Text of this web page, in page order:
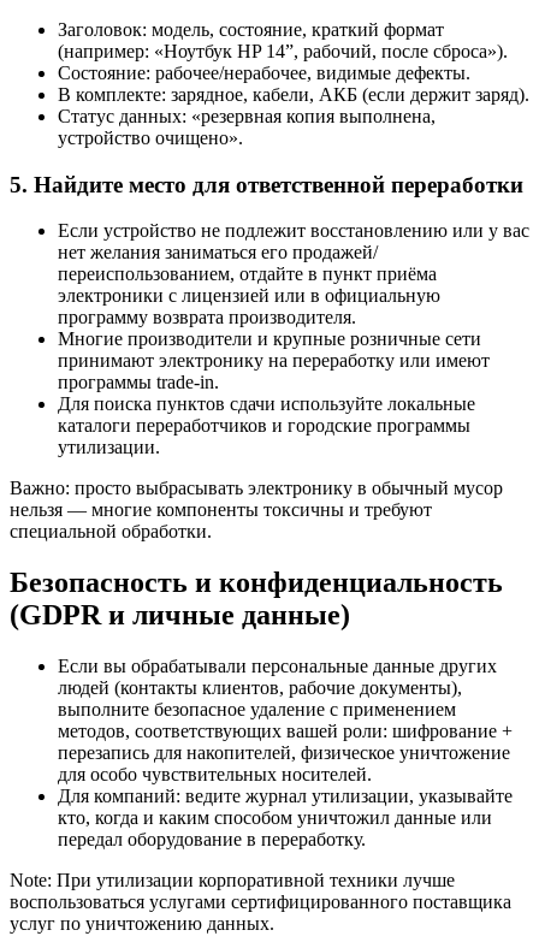
Заголовок: модель, состояние, краткий формат
(например: «Ноутбук HP 14”, рабочий, после сброса»).
Состояние: рабочее/нерабочее, видимые дефекты.
В комплекте: зарядное, кабели, АКБ (если держит заряд).
Статус данных: «резервная копия выполнена,
устройство очищено».
5. Найдите место для ответственной переработки
Если устройство не подлежит восстановлению или у вас
нет желания заниматься его продажей/
переиспользованием, отдайте в пункт приёма
электроники с лицензией или в официальную
программу возврата производителя.
Многие производители и крупные розничные сети
принимают электронику на переработку или имеют
программы trade‑in.
Для поиска пунктов сдачи используйте локальные
каталоги переработчиков и городские программы
утилизации.
Важно: просто выбрасывать электронику в обычный мусор
нельзя — многие компоненты токсичны и требуют
специальной обработки.
Безопасность и конфиденциальность
(GDPR и личные данные)
Если вы обрабатывали персональные данные других
людей (контакты клиентов, рабочие документы),
выполните безопасное удаление с применением
методов, соответствующих вашей роли: шифрование +
перезапись для накопителей, физическое уничтожение
для особо чувствительных носителей.
Для компаний: ведите журнал утилизации, указывайте
кто, когда и каким способом уничтожил данные или
передал оборудование в переработку.
Note: При утилизации корпоративной техники лучше
воспользоваться услугами сертифицированного поставщика
услуг по уничтожению данных.